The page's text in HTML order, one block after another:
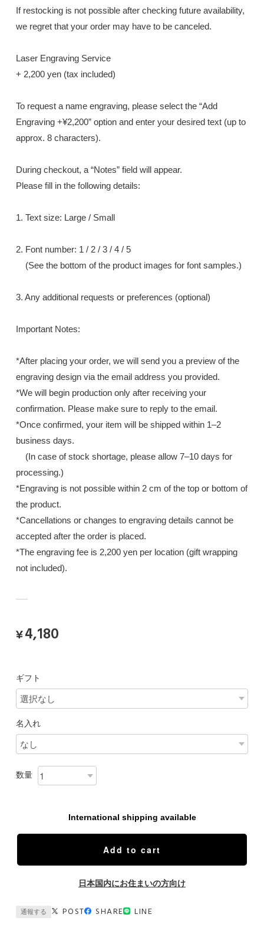
If restocking is not possible after checking future availability,
we regret that your order may have to be canceled.
Laser Engraving Service
+ 2,200 yen (tax included)
To request a name engraving, please select the “Add
Engraving +¥2,200” option and enter your desired text (up to
approx. 8 characters).
During checkout, a “Notes” field will appear.
Please fill in the following details:
1. Text size: Large / Small
2. Font number: 1 / 2 / 3 / 4 / 5
(See the bottom of the product images for font samples.)
3. Any additional requests or preferences (optional)
Important Notes:
*After placing your order, we will send you a preview of the
engraving design via the email address you provided.
*We will begin production only after receiving your
confirmation. Please make sure to reply to the email.
*Once confirmed, your item will be shipped within 1–2
business days.
(In case of stock shortage, please allow 7–10 days for
processing.)
*Engraving is not possible within 2 cm of the top or bottom of
the product.
*Cancellations or changes to engraving details cannot be
accepted after the order is placed.
*The engraving fee is 2,200 yen per location (gift wrapping
not included).
¥4,180
ギフト
名入れ
数量
International shipping available
Add to cart
日本国内にお住まいの方向け
POST SHARE LINE
通報する